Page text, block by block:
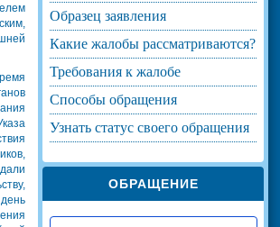
образец заявления
какие жалобы рассматриваются?
требования к жалобе
способы обращения
узнать статус своего обращения
ОБРАЩЕНИЕ